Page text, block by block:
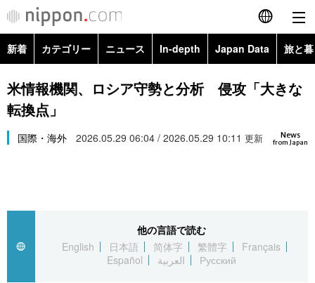
English
简体字
Русский
カテゴリー
経済・ビジネス
国際
トップ
アーカイブ
In-depth
Japan Data
新着 カテゴリー ニュース In-depth Japan Data 旅と
政治・外交
経済・ビジネス
Topics
米情報機関、ロシア守勢と分析 侵攻「大きな
転換点」
News
from Japan
国際・海外 2026.05.29 06:04 / 2026.05.29 10:11 更新
他の言語で読む
English
日本語 简体字 繁體字
Français
Español
العربية Русский